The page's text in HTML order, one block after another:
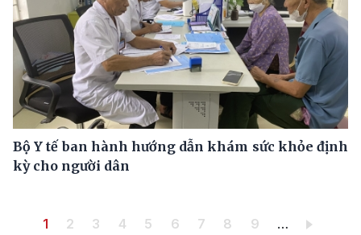
Bộ Y tế ban hành hướng dẫn khám sức khỏe định
kỳ cho người dân
Pagination
Trang hiện thời
1 Trang
2 Trang
3 Trang
4 Trang
5 Trang
6 Trang
7 Trang
8 Trang
9 …